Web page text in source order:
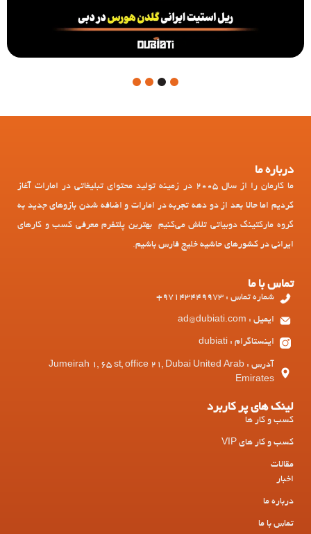
1
درباره ما
ما کارمان را از سال 2005 در زمینه تولید محتوای تبلیغاتی در امارات آغاز
کردیم اما حالا بعد از دو دهه تجربه در امارات و اضافه شدن بازوهای جدید به
گروه مارکتینگ دوبیاتی تلاش می‌کنیم بهترین پلتفرم معرفی کسب و کارهای
ایرانی در کشورهای حاشیه خلیج فارس باشیم.
تماس با ما
شماره تماس : 97143449973+
ایمیل : ad@dubiati.com
اینستاگرام : dubiati
آدرس : Jumeirah 1, 65 st, office 21, Dubai United Arab
Emirates
لینک های پر کاربرد
کسب و کار ها
کسب و کار های VIP
مقالات
اخبار
درباره ما
تماس با ما